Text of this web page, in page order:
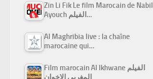
Zin Li Fik Le film Marocain de Nabil
Ayouch الفيلم…
Al Maghribia live : la chaîne
marocaine qui…
Film marocain Al Ikhwane الفيلم
المغربي الإخوان